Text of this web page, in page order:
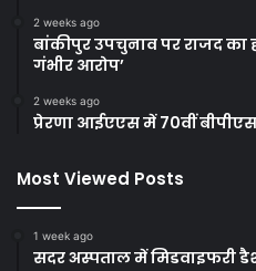
2 weeks ago
बांकीपुर उपचुनाव पर राजद
गंभीर आरोप’
2 weeks ago
प्रेरणा आईएएस में 70वीं
Most Viewed Posts
1 week ago
सदर अस्पताल में मिडवाइफरी